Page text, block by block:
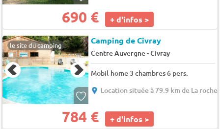
690 € + d'infos >
le site du camping Camping de Civray
Centre Auvergne-Civray
Mobil-home 3 chambres 6 pers.
Location située à 79.9 km de La
784 € + d'infos >